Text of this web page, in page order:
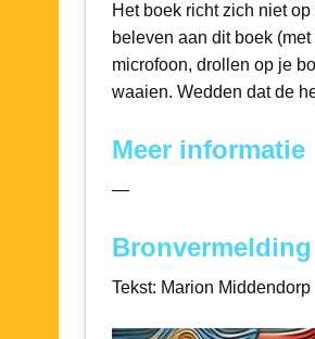
Het boek richt zich niet
beleven aan dit boek
microfoon, drollen op je
waaien. Wedden dat de
Meer informatie
—
Bronvermelding
Tekst: Marion Middendorp